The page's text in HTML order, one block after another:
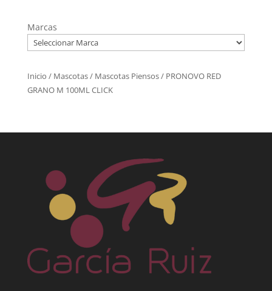
Marcas
Inicio / Mascotas/ Mascotas Piensos/ PRONOVO RED
GRANO M 100ML CLICK